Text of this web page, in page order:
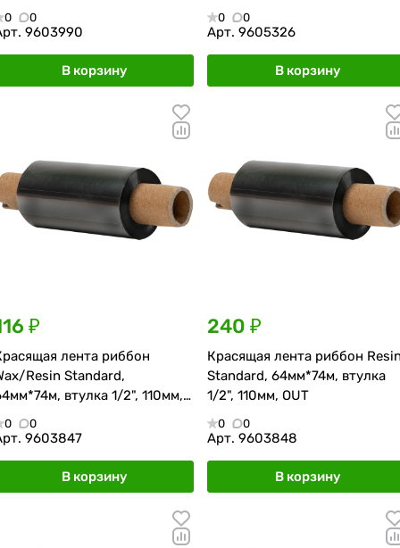
0 0
9603990
В корзину
OUT
0 0
Арт. 9605326
В корзину
₽
лента риббон
Resin Standard,
втулка 1/2", 110мм,
0 0
9603847
В корзину
240 ₽
Красящая лента риббон
Standard, 64мм*74м, втулка
1/2", 110мм, OUT
0 0
Арт. 9603848
В корзину